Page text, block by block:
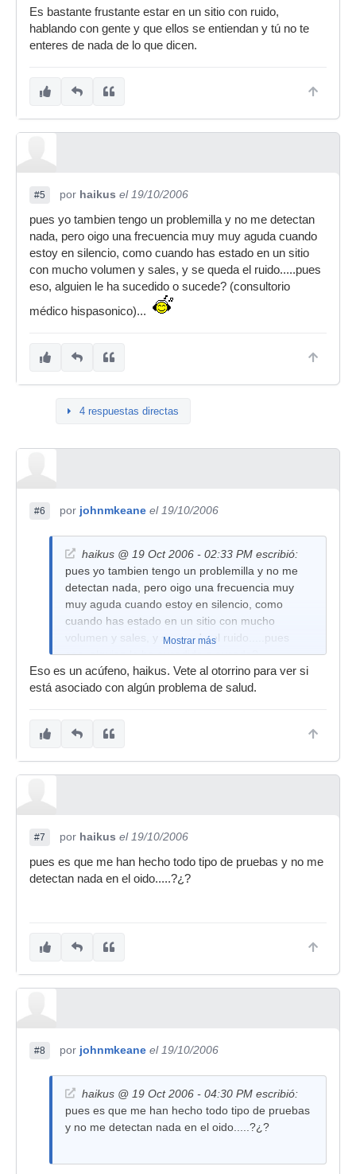
Es bastante frustante estar en un sitio con ruido,
hablando con gente y que ellos se entiendan y tú no te
enteres de nada de lo que dicen.
#5 por haikus el 19/10/2006
pues yo tambien tengo un problemilla y no me detectan
nada, pero oigo una frecuencia muy muy aguda cuando
estoy en silencio, como cuando has estado en un sitio
con mucho volumen y sales, y se queda el ruido.....pues
eso, alguien le ha sucedido o sucede? (consultorio
médico hispasonico)...
4 respuestas directas
#6 por johnmkeane el 19/10/2006
haikus @ 19 Oct 2006 - 02:33 PM escribió:
pues yo tambien tengo un problemilla y no me
detectan nada, pero oigo una frecuencia muy
muy aguda cuando estoy en silencio, como
cuando has estado en un sitio con mucho
volumen y sales, y se queda el ruido.....pues
eso, alguien le ha sucedido o sucede?
(consultorio médico hispasonico)...
Mostrar más
Eso es un acúfeno, haikus. Vete al otorrino para ver si
está asociado con algún problema de salud.
#7 por haikus el 19/10/2006
pues es que me han hecho todo tipo de pruebas y no me
detectan nada en el oido.....?¿?
#8 por johnmkeane el 19/10/2006
haikus @ 19 Oct 2006 - 04:30 PM escribió:
pues es que me han hecho todo tipo de pruebas
y no me detectan nada en el oido.....?¿?